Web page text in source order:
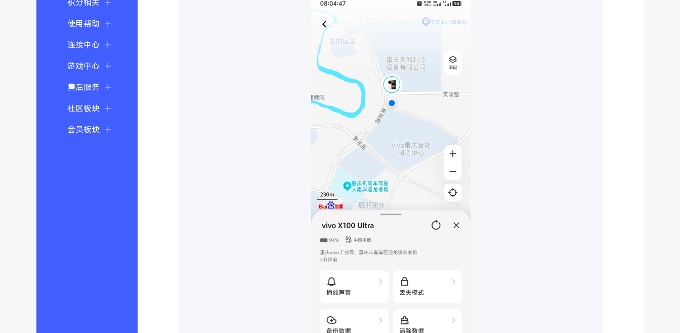
积分相关
使用帮助
连接中心
游戏中心
售后服务
社区板块
会员板块